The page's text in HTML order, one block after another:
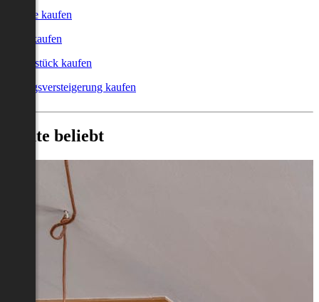
Garage kaufen
Büro kaufen
Grundstück kaufen
Zwangsversteigerung kaufen
Heute beliebt